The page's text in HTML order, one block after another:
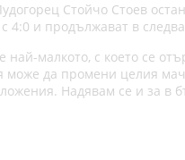
Стойчо Стоев
4:0 и продължават в
най-малкото, с което се
може да промени целия
Надявам се и за в